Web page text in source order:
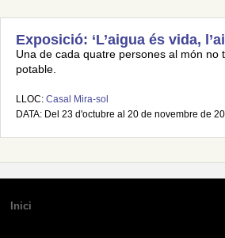
Exposició: ‘L’aigua és vida,
Una de cada quatre persones al món no
potable.
LLOC: Casal Mira-sol
DATA: Del 23 d'octubre al 20 de novembre de
Inici